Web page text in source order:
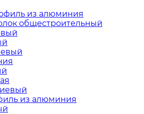
из алюминия
общестроительный
из алюминия